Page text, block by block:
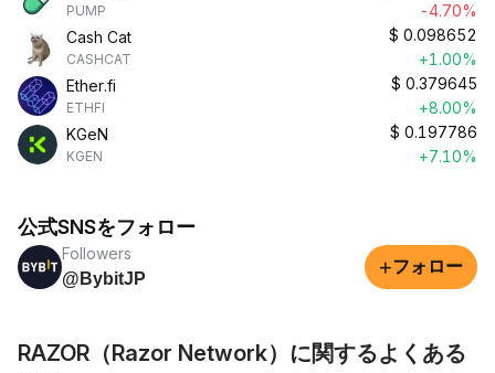
PUMP
-4.70%
Cash Cat
CASHCAT
$ 0.098652
+1.00%
Ether.fi
ETHFI
$ 0.379645
+8.00%
KGeN
KGEN
$ 0.197786
+7.10%
公式SNSをフォロー
Followers
@BybitJP
+フォロー
RAZOR（Razor Network）に関するよくある